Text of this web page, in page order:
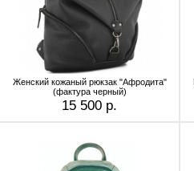
Женский кожаный рюкзак "Афродита"
(фактура черный)
15 500 р.